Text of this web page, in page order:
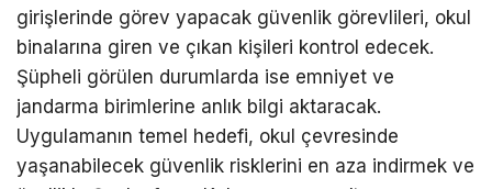
girişlerinde görev yapacak güvenlik görevlileri, okul
binalarına giren ve çıkan kişileri kontrol edecek.
Şüpheli görülen durumlarda ise emniyet ve
jandarma birimlerine anlık bilgi aktaracak.
Uygulamanın temel hedefi, okul çevresinde
yaşanabilecek güvenlik risklerini en aza indirmek ve